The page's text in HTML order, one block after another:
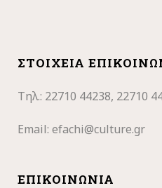
ΣΤΟΙΧΕΊΑ
Τηλ.: 22710 44238, 22710
Email: efachi@culture.gr
ΕΠΙΚΟΙΝΩΝΊΑ